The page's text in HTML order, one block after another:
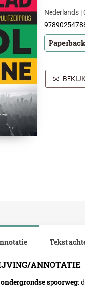
Nederlands |
ANNOTATIE
ondergrondsespoorweg:
Tekst